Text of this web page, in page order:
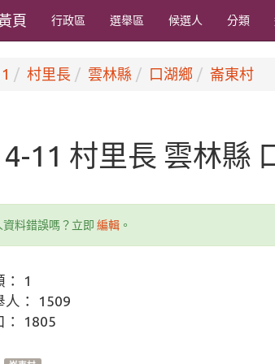
頁 行政區 選舉區 候選人 分類
村里長 雲林縣 口湖鄉 崙東村
11 村里長 雲林縣
資料錯誤嗎？立即 編輯 。
： 1
人： 1509
： 1805